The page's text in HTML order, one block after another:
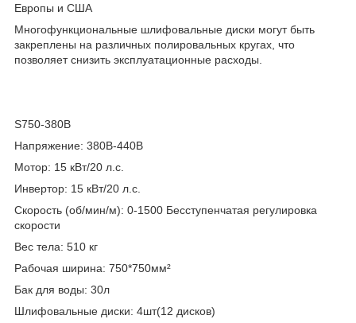
Европы и США
Многофункциональные шлифовальные диски могут быть
закреплены на различных полировальных кругах, что
позволяет снизить эксплуатационные расходы.
S750-380B
Напряжение: 380В-440В
Мотор: 15 кВт/20 л.с.
Инвертор: 15 кВт/20 л.с.
Скорость (об/мин/м): 0-1500 Бесступенчатая регулировка
скорости
Вес тела: 510 кг
Рабочая ширина: 750*750мм²
Бак для воды: 30л
Шлифовальные диски: 4шт(12 дисков)